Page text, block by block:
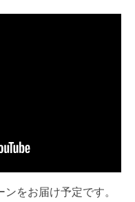
をお届け予定です。